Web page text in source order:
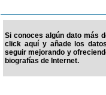
Si conoces algún dato más
click aquí y añade los
seguir mejorando y
biografías de Internet.